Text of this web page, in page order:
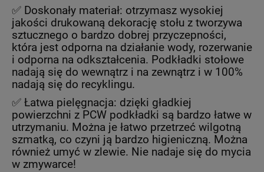
✅ Doskonały materiał: otrzymasz wysokiej
jakości drukowaną dekorację stołu z tworzywa
sztucznego o bardzo dobrej przyczepności,
która jest odporna na działanie wody, rozerwanie
i odporna na odkształcenia. Podkładki stołowe
nadają się do wewnątrz i na zewnątrz i w 100%
nadają się do recyklingu.
✅ Łatwa pielęgnacja: dzięki gładkiej
powierzchni z PCW podkładki są bardzo łatwe w
utrzymaniu. Można je łatwo przetrzeć wilgotną
szmatką, co czyni ją bardzo higieniczną. Można
również umyć w zlewie. Nie nadaje się do mycia
w zmywarce!